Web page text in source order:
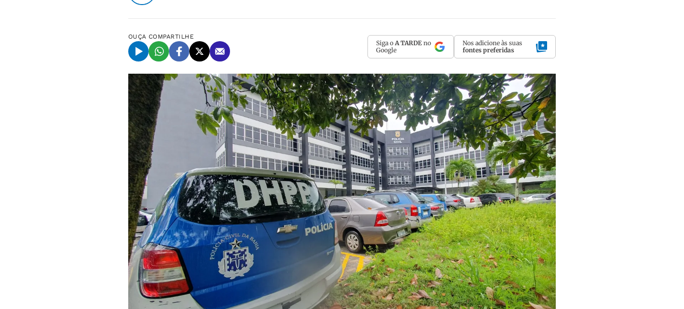
OUÇA COMPARTILHE
Siga o A TARDE no
Google
Nos adicione às suas
fontes preferidas